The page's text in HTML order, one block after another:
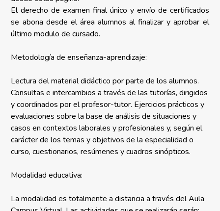
El derecho de examen final único y envío de certificados
se abona desde el área alumnos al finalizar y aprobar el
último modulo de cursado.
Metodología de enseñanza-aprendizaje:
Lectura del material didáctico por parte de los alumnos.
Consultas e intercambios a través de las tutorías, dirigidos
y coordinados por el profesor-tutor. Ejercicios prácticos y
evaluaciones sobre la base de análisis de situaciones y
casos en contextos laborales y profesionales y, según el
carácter de los temas y objetivos de la especialidad o
curso, cuestionarios, resúmenes y cuadros sinópticos.
Modalidad educativa:
La modalidad es totalmente a distancia a través del Aula